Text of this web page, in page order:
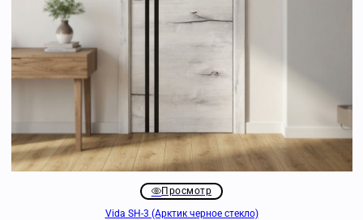
Просмотр
Vida SH-3 (Арктик черное стекло)